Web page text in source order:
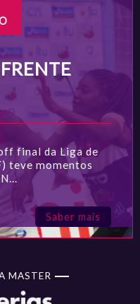
final da Liga de
teve momentos
Saber mais
MASTER